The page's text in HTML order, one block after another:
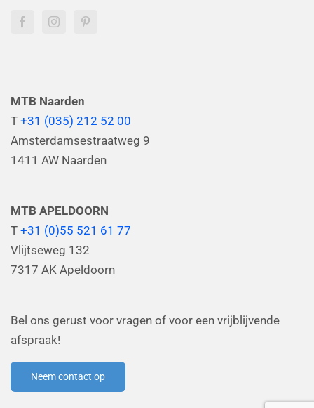
MTB Naarden
T +31 (035) 212 52 00
Amsterdamsestraatweg 9
1411 AW Naarden
MTB APELDOORN
T +31 (0)55 521 61 77
Vlijtseweg 132
7317 AK Apeldoorn
Bel ons gerust voor vragen of voor een vrijblijvende
afspraak!
Neem contact op